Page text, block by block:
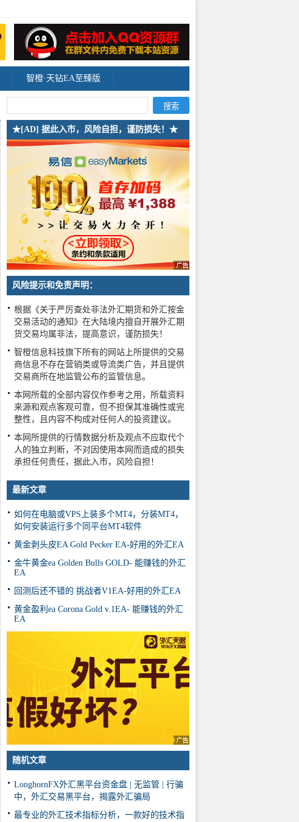
智橙·天钻EA至臻版
★[AD] 据此入市，风险自担，谨防损失！★
风险提示和免责声明：
根据《关于严厉查处非法外汇期货和外汇按金
交易活动的通知》在大陆境内擅自开展外汇期
货交易均属非法，提高意识，谨防损失！
智橙信息科技旗下所有的网站上所提供的交易
商信息不存在营销类或导流类广告，并且提供
交易商所在地监管公布的监管信息。
本网所载的全部内容仅作参考之用，所载资料
来源和观点客观可靠，但不担保其准确性或完
整性，且内容不构成对任何人的投资建议。
本网所提供的行情数据分析及观点不应取代个
人的独立判断，不对因使用本网而造成的损失
承担任何责任，据此入市，风险自担！
最新文章
如何在电脑或VPS上装多个MT4，分装MT4，
如何安装运行多个同平台MT4软件
黄金剥头皮EA Gold Pecker EA-好用的外汇EA
金牛黄金ea Golden Bulls GOLD- 能赚钱的外汇
EA
回测后还不错的 挑战者V1EA-好用的外汇EA
黄金盈利ea Corona Gold v.1EA- 能赚钱的外汇
EA
随机文章
LonghornFX外汇黑平台资金盘 | 无监管 | 行骗
中，外汇交易黑平台，揭露外汇骗局
最专业的外汇技术指标分析，一款好的技术指